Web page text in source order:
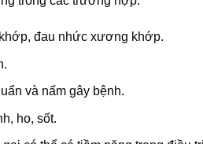
đau nhức xương khớp.
và nấm gây bệnh.
ho, sốt.